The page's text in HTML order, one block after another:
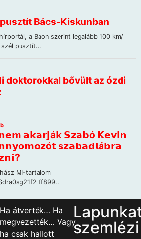
Ha átverték… Ha
megvezették… Vagy
ha csak hallott
szemlézi